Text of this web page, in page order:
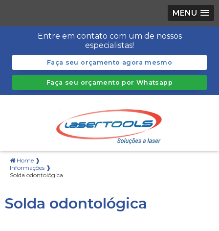
MENU
Entre em contato com um de nossos
especialistas!
Faça seu orçamento agora mesmo
Faça seu orçamento por Whatsapp
Home ❱
Informações ❱
Solda odontológica
Solda odontológica